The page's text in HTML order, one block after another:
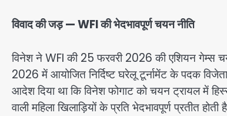
विवाद की जड़ — WFI की भेदभावपूर्ण चयन नीति
विनेश ने WFI की 25 फरवरी 2026 की एशियन गेम्स
2026 में आयोजित निर्दिष्ट घरेलू टूर्नामेंट के पदक
आदेश दिया था कि विनेश फोगाट को चयन ट्रायल में
वाली महिला खिलाड़ियों के प्रति भेदभावपूर्ण प्रतीत